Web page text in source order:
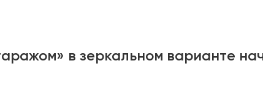
в зеркальном варианте